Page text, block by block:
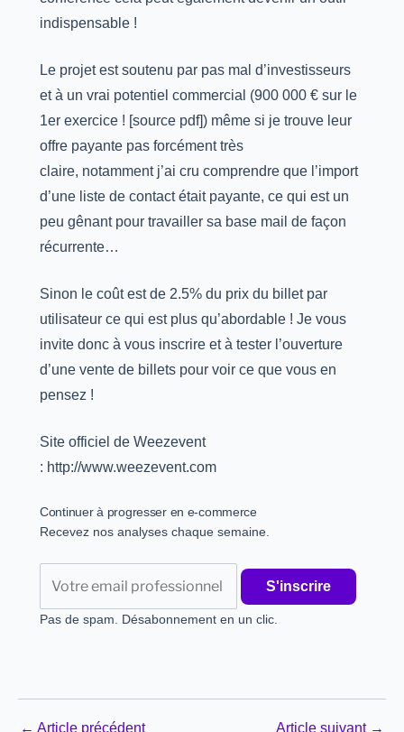
indispensable !
Le projet est soutenu par pas mal d’investisseurs
et à un vrai potentiel commercial (900 000 € sur le
1er exercice ! [source pdf]) même si je trouve leur
offre payante pas forcément très
claire, notamment j’ai cru comprendre que l’import
d’une liste de contact était payante, ce qui est un
peu gênant pour travailler sa base mail de façon
récurrente…
Sinon le coût est de 2.5% du prix du billet par
utilisateur ce qui est plus qu’abordable ! Je vous
invite donc à vous inscrire et à tester l’ouverture
d’une vente de billets pour voir ce que vous en
pensez !
Site officiel de Weezevent
: http://www.weezevent.com
Continuer à progresser en e-commerce
Recevez nos analyses chaque semaine.
S'inscrire
Pas de spam. Désabonnement en un clic.
← Article précédent Article suivant →